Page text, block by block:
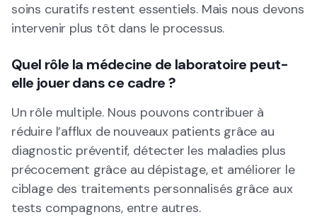
soins curatifs restent essentiels. Mais nous devons
intervenir plus tôt dans le processus.
Quel rôle la médecine de laboratoire peut-
elle jouer dans ce cadre ?
Un rôle multiple. Nous pouvons contribuer à
réduire l’afflux de nouveaux patients grâce au
diagnostic préventif, détecter les maladies plus
précocement grâce au dépistage, et améliorer le
ciblage des traitements personnalisés grâce aux
tests compagnons, entre autres.